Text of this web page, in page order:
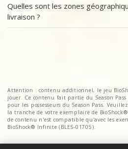
Quelles sont les zones
livraison ?
Attention : contenu additionnel, le jeu
jouer. Ce contenu fait partie du Season
pour les possesseurs du Season Pass.
la tranche de votre exemplaire de
de contenu n'est compatible qu'avec les
BioShock® Infinite (BLES-01705).